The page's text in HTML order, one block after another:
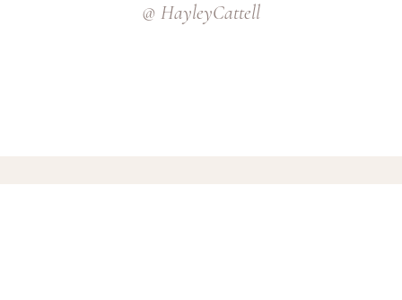
@ HayleyCattell